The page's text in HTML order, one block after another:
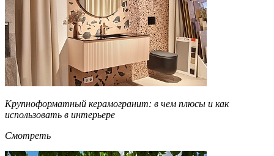
Крупноформатный керамогранит: в чем плюсы и как
использовать в интерьере
Смотреть